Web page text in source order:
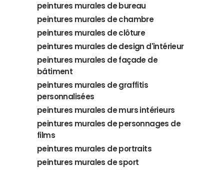
peintures murales de bureau
peintures murales de chambre
peintures murales de clôture
peintures murales de design d'intérieur
peintures murales de façade de
bâtiment
peintures murales de graffitis
personnalisées
peintures murales de murs intérieurs
peintures murales de personnages de
films
peintures murales de portraits
peintures murales de sport